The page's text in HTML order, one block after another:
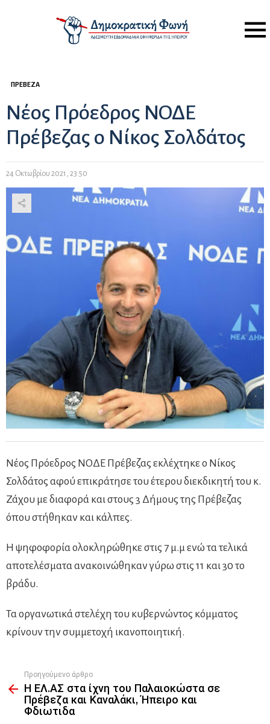
Menu
ΠΡΈΒΕΖΑ
Νέος Πρόεδρος ΝΟΔΕ
Πρέβεζας ο Νίκος Σολδάτος
24 Οκτωβρίου 2021, 23:50
Νέος Πρόεδρος ΝΟΔΕ Πρέβεζας εκλέχτηκε ο Νίκος
Σολδάτος αφού επικράτησε του έτερου διεκδικητή του κ.
Ζάχου με διαφορά και στους 3 Δήμους της Πρέβεζας
όπου στήθηκαν και κάλπες.
Η ψηφοφορία ολοκληρώθηκε στις 7 μ.μ ενώ τα τελικά
αποτελέσματα ανακοινώθηκαν γύρω στις 11 και 30 το
βράδυ.
Τα οργανωτικά στελέχη του κυβερνώντος κόμματος
κρίνουν την συμμετοχή ικανοποιητική.
more
Προηγούμενο άρθρο
Η ΕΛ.ΑΣ στα ίχνη του Παλαιοκώστα σε
Πρέβεζα και Καναλάκι, Ήπειρο και
Φδιωτιδα